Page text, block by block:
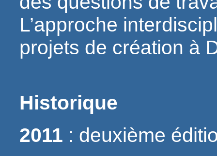
L’approche
projets de création à
Historique
2011 : deuxième